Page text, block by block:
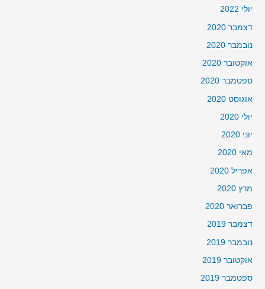
יולי 2022
דצמבר 2020
נובמבר 2020
אוקטובר 2020
ספטמבר 2020
אוגוסט 2020
יולי 2020
יוני 2020
מאי 2020
אפריל 2020
מרץ 2020
פברואר 2020
דצמבר 2019
נובמבר 2019
אוקטובר 2019
ספטמבר 2019